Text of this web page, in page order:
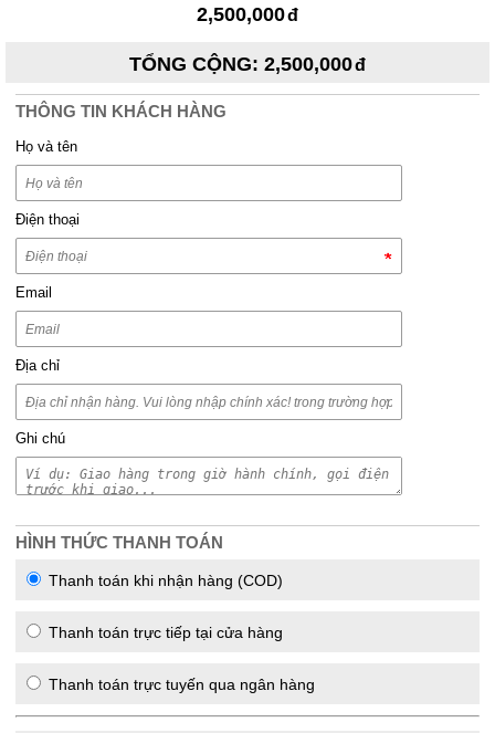
2,500,000
TỔNG CỘNG: 2,500,000
THÔNG TIN KHÁCH HÀNG
Họ và tên
Điện thoại
Email
Địa chỉ
Ghi chú
HÌNH THỨC THANH TOÁN
Thanh toán khi nhận hàng (COD)
Thanh toán trực tiếp tại cửa hàng
Thanh toán trực tuyến qua ngân hàng